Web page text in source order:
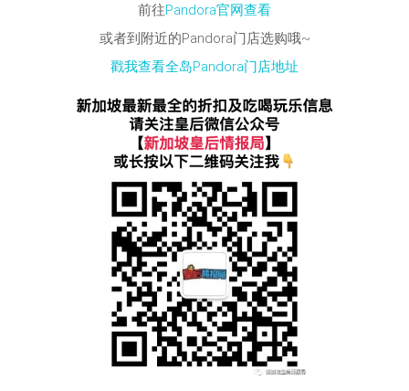
前往Pandora官网查看
或者到附近的Pandora门店选购哦~
戳我查看全岛Pandora门店地址